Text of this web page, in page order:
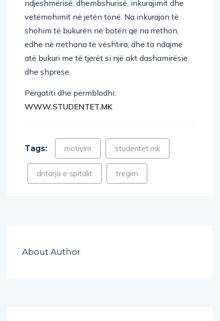
ndjeshmërisë, dhembshurisë, inkurajimit dhe
vetëmohimit në jetën tonë. Na inkurajon të
shohim të bukurën në botën që na rrethon,
edhe në rrethana të vështira, dhe ta ndajmë
atë bukuri me të tjerët si një akt dashamirësie
dhe shprese.
Përgatiti dhe përmblodhi:
WWW.STUDENTET.MK
Tags: motivim studentet.mk
dritarja e spitalit tregim
About Author